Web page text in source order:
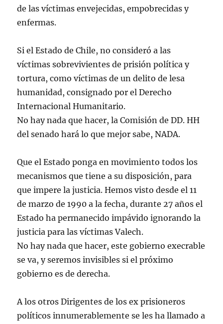
de las víctimas envejecidas, empobrecidas y
enfermas.
Si el Estado de Chile, no consideró a las
víctimas sobrevivientes de prisión política y
tortura, como víctimas de un delito de lesa
humanidad, consignado por el Derecho
Internacional Humanitario.
No hay nada que hacer, la Comisión de DD. HH
del senado hará lo que mejor sabe, NADA.
Que el Estado ponga en movimiento todos los
mecanismos que tiene a su disposición, para
que impere la justicia. Hemos visto desde el 11
de marzo de 1990 a la fecha, durante 27 años el
Estado ha permanecido impávido ignorando la
justicia para las víctimas Valech.
No hay nada que hacer, este gobierno execrable
se va, y seremos invisibles si el próximo
gobierno es de derecha.
A los otros Dirigentes de los ex prisioneros
políticos innumerablemente se les ha llamado a